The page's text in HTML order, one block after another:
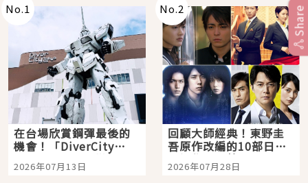
No.1
在台場欣賞鋼彈最後的
機會！「DiverCity
Tokyo Plaza」搭船、
購物、美食及夜景，一
2026年07月13日
No.2
回顧大師經典！東野圭
吾原作改編的10部日本
影視作品推薦
2026年07月28日
Share